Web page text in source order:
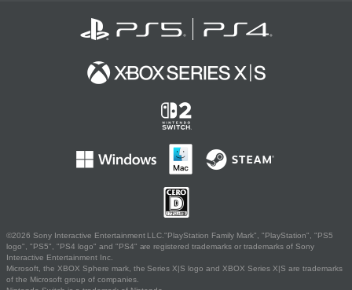
©2026 Sony Interactive Entertainment LLC."PlayStation Family Mark", "PlayStation", "PS5
logo", "PS5", "PS4 logo" and "PS4" are registered trademarks or trademarks of Sony
Interactive Entertainment Inc.
Microsoft, the XBOX Sphere mark, the Series X|S logo and XBOX Series X|S are trademarks
of the Microsoft group of companies.